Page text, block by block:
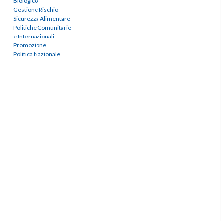
Gestione Rischio
Sicurezza Alimentare
Politiche Comunitarie
e Internazionali
Promozione
Politica Nazionale